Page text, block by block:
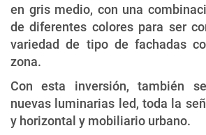
en gris medio, con una
de diferentes colores para ser
variedad de tipo de fachadas
zona.
Con esta inversión, también
nuevas luminarias led, toda la
y horizontal y mobiliario urbano.